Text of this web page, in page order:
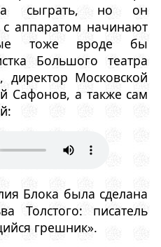
сыграть, но он
с аппаратом начинают
тоже вроде бы
Большого театра
директор Московской
Сафонов, а также сам
Блока была сделана
Толстого: писатель
грешник».